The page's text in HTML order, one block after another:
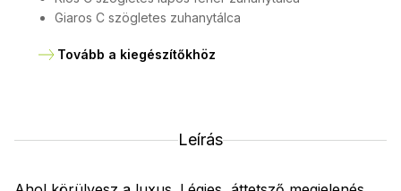
Giaros C szögletes zuhanytálca
Tovább a kiegészítőkhöz
Leírás